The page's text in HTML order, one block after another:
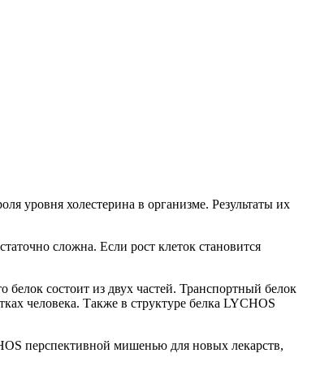
уровня холестерина в организме. Результаты их
сложна. Если рост клеток становится
состоит из двух частей. Транспортный белок
человека. Также в структуре белка LYCHOS
перспективной мишенью для новых лекарств,